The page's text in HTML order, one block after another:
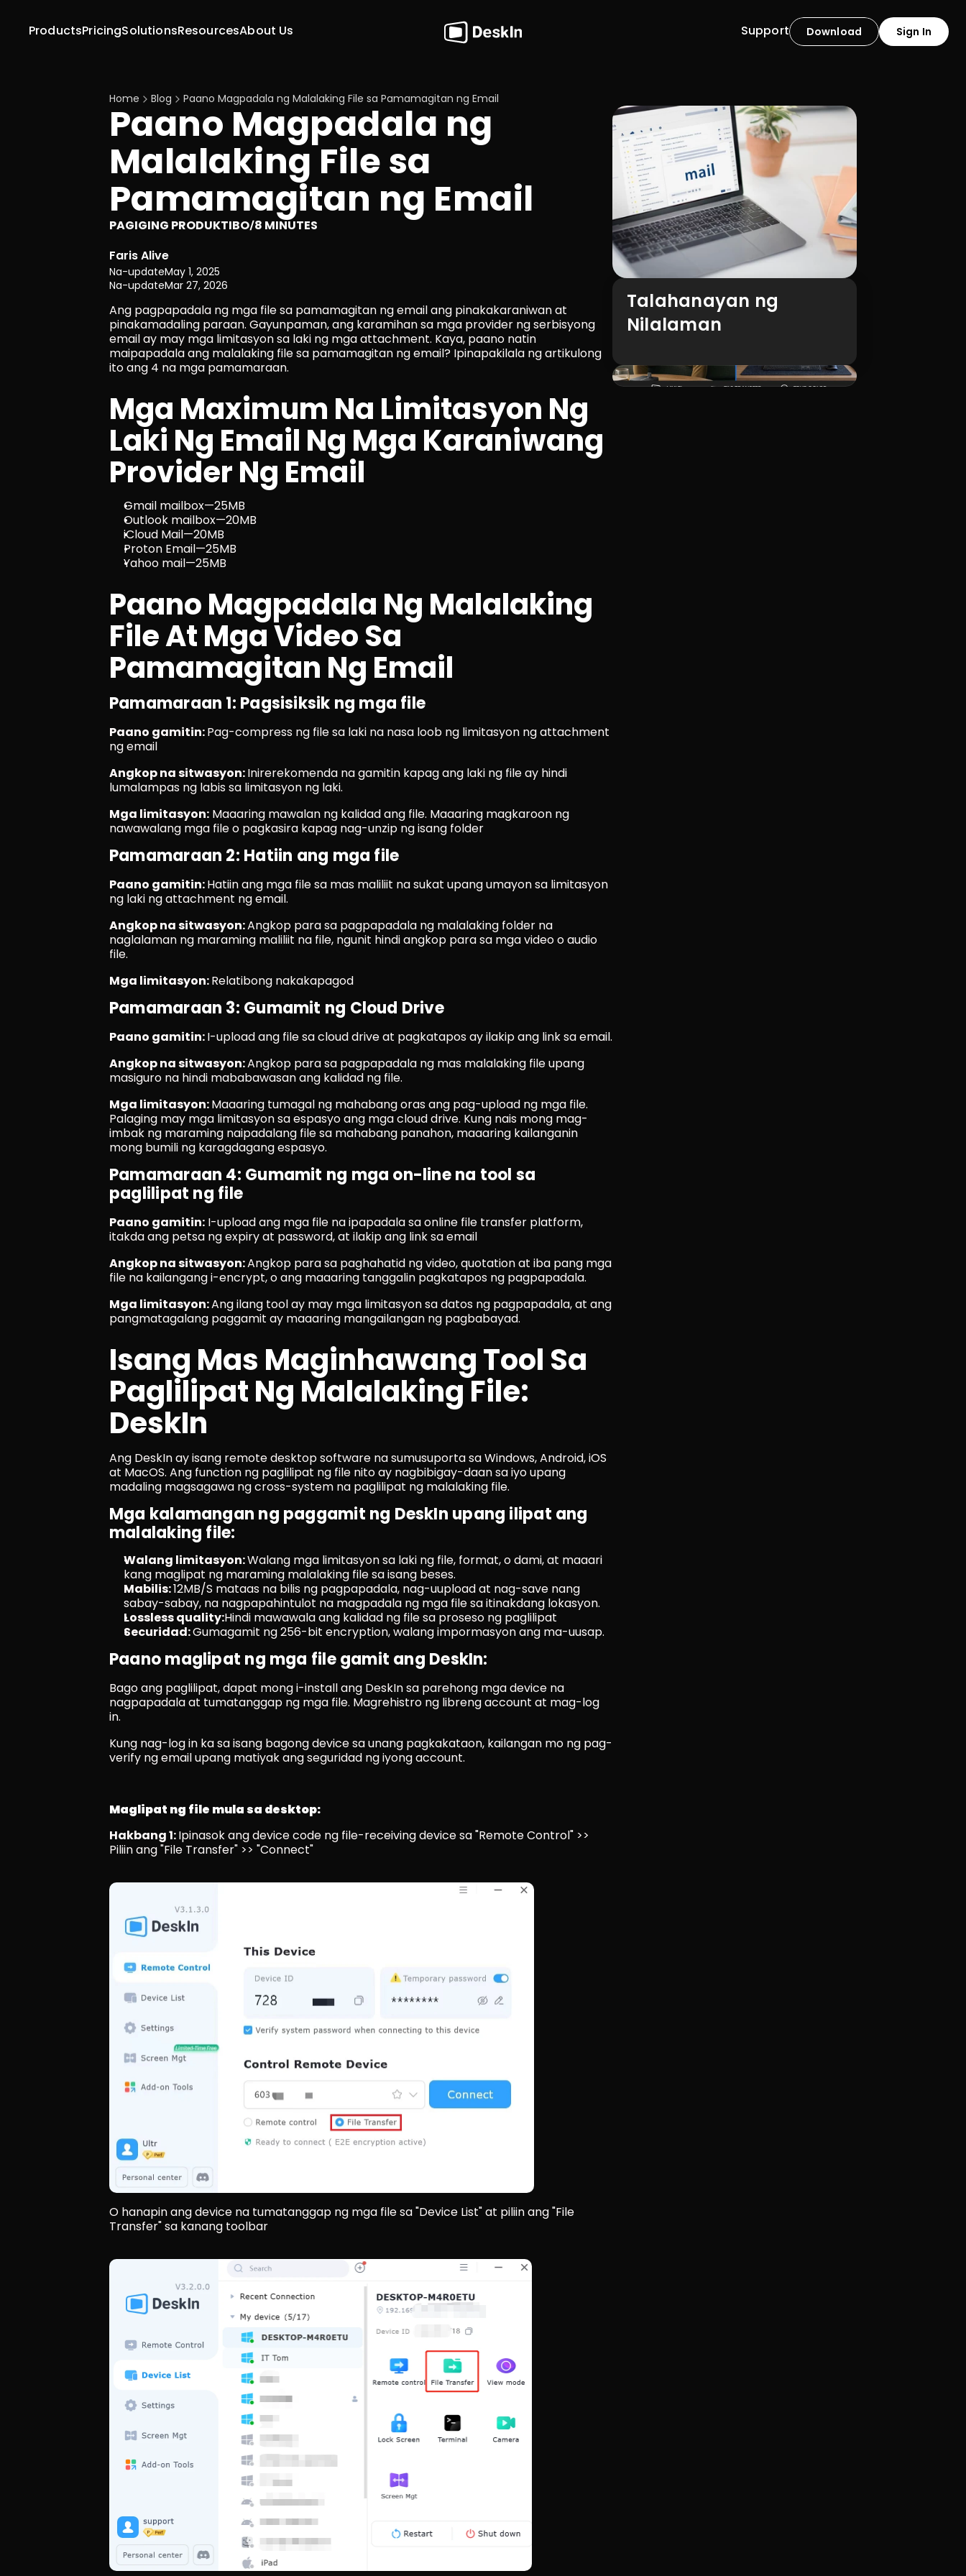
ProductsPricing Resources
Solutions About Us Download Sign In
Support
Home Blog Paano Magpadala ng Malalaking File sa Pamamagitan ng Email
Paano Magpadala ng
Malalaking File sa
Pamamagitan ng Email
PAGIGING PRODUKTIBO/8 MINUTES
Faris Alive
Na-updateMay 1, 2025
Na-updateMar 27, 2026
Ang pagpapadala ng mga file sa pamamagitan ng email ang pinakakaraniwan at
pinakamadaling paraan. Gayunpaman, ang karamihan sa mga provider ng serbisyong
email ay may mga limitasyon sa laki ng mga attachment. Kaya, paano natin
maipapadala ang malalaking file sa pamamagitan ng email? Ipinapakilala ng artikulong
ito ang 4 na mga pamamaraan.
Mga Maximum Na Limitasyon Ng
Laki Ng Email Ng Mga Karaniwang
Provider Ng Email
Gmail mailbox—25MB
Outlook mailbox—20MB
iCloud Mail—20MB
Proton Email—25MB
Yahoo mail—25MB
Paano Magpadala Ng Malalaking
File At Mga Video Sa
Pamamagitan Ng Email
Pamamaraan 1: Pagsisiksik ng mga file
Paano gamitin: Pag-compress ng file sa laki na nasa loob ng limitasyon ng attachment
ng email
Angkop na sitwasyon: Inirerekomenda na gamitin kapag ang laki ng file ay hindi
lumalampas ng labis sa limitasyon ng laki.
Mga limitasyon: Maaaring mawalan ng kalidad ang file. Maaaring magkaroon ng
nawawalang mga file o pagkasira kapag nag-unzip ng isang folder
Pamamaraan 2: Hatiin ang mga file
Paano gamitin: Hatiin ang mga file sa mas maliliit na sukat upang umayon sa limitasyon
ng laki ng attachment ng email.
Angkop na sitwasyon: Angkop para sa pagpapadala ng malalaking folder na
naglalaman ng maraming maliliit na file, ngunit hindi angkop para sa mga video o audio
file.
Mga limitasyon: Relatibong nakakapagod
Pamamaraan 3: Gumamit ng Cloud Drive
Paano gamitin: I-upload ang file sa cloud drive at pagkatapos ay ilakip ang link sa email.
Angkop na sitwasyon: Angkop para sa pagpapadala ng mas malalaking file upang
masiguro na hindi mababawasan ang kalidad ng file.
Mga limitasyon: Maaaring tumagal ng mahabang oras ang pag-upload ng mga file.
Palaging may mga limitasyon sa espasyo ang mga cloud drive. Kung nais mong mag-
imbak ng maraming naipadalang file sa mahabang panahon, maaaring kailanganin
mong bumili ng karagdagang espasyo.
Pamamaraan 4: Gumamit ng mga on-line na tool sa
paglilipat ng file
Paano gamitin: I-upload ang mga file na ipapadala sa online file transfer platform,
itakda ang petsa ng expiry at password, at ilakip ang link sa email
Angkop na sitwasyon: Angkop para sa paghahatid ng video, quotation at iba pang mga
file na kailangang i-encrypt, o ang maaaring tanggalin pagkatapos ng pagpapadala.
Mga limitasyon: Ang ilang tool ay may mga limitasyon sa datos ng pagpapadala, at ang
pangmatagalang paggamit ay maaaring mangailangan ng pagbabayad.
Isang Mas Maginhawang Tool Sa
Paglilipat Ng Malalaking File:
DeskIn
Ang DeskIn ay isang remote desktop software na sumusuporta sa Windows, Android, iOS
at MacOS. Ang function ng paglilipat ng file nito ay nagbibigay-daan sa iyo upang
madaling magsagawa ng cross-system na paglilipat ng malalaking file.
Mga kalamangan ng paggamit ng DeskIn upang ilipat ang
malalaking file:
Walang limitasyon: Walang mga limitasyon sa laki ng file, format, o dami, at maaari
kang maglipat ng maraming malalaking file sa isang beses.
Mabilis: 12MB/S mataas na bilis ng pagpapadala, nag-uupload at nag-save nang
sabay-sabay, na nagpapahintulot na magpadala ng mga file sa itinakdang lokasyon.
Lossless quality:Hindi mawawala ang kalidad ng file sa proseso ng paglilipat
Securidad: Gumagamit ng 256-bit encryption, walang impormasyon ang ma-uusap.
Paano maglipat ng mga file gamit ang DeskIn:
Bago ang paglilipat, dapat mong i-install ang DeskIn sa parehong mga device na
nagpapadala at tumatanggap ng mga file. Magrehistro ng libreng account at mag-log
in.
Kung nag-log in ka sa isang bagong device sa unang pagkakataon, kailangan mo ng pag-
verify ng email upang matiyak ang seguridad ng iyong account.
Maglipat ng file mula sa desktop:
Hakbang 1: Ipinasok ang device code ng file-receiving device sa "Remote Control" >>
Piliin ang "File Transfer" >> "Connect"
O hanapin ang device na tumatanggap ng mga file sa "Device List" at piliin ang "File
Transfer" sa kanang toolbar
Talahanayan ng
Nilalaman